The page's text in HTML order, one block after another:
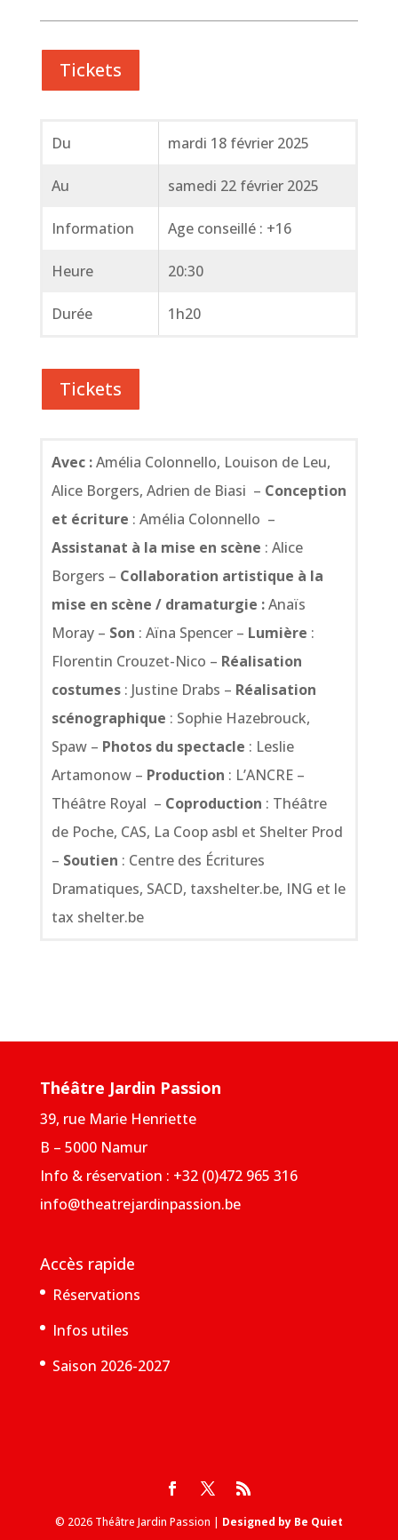
Tickets
Du mardi 18 février 2025
Au samedi 22 février 2025
Information Age conseillé : +16
Heure 20:30
Durée 1h20
Tickets
Avec :Amélia Colonnello, Louison de Leu,
Alice Borgers, Adrien de Biasi – Conception
et écriture : Amélia Colonnello –
Assistanat à la mise en scène : Alice
Borgers – Collaboration artistique à la
mise en scène / dramaturgie :Anaïs
Moray – Son : Aïna Spencer – Lumière :
Florentin Crouzet-Nico – Réalisation
costumes : Justine Drabs – Réalisation
scénographique : Sophie Hazebrouck,
Spaw – Photos du spectacle : Leslie
Artamonow – Production : L’ANCRE –
Théâtre Royal – Coproduction : Théâtre
de Poche, CAS, La Coop asbl et Shelter Prod
– Soutien : Centre des Écritures
Dramatiques, SACD, taxshelter.be, ING et le
tax shelter.be
Théâtre Jardin Passion
39, rue Marie Henriette
B – 5000 Namur
Info & réservation : +32 (0)472 965 316
info@theatrejardinpassion.be
Accès rapide
Réservations
Infos utiles
Saison 2026-2027
© 2026 Théâtre Jardin Passion | Designed by Be Quiet